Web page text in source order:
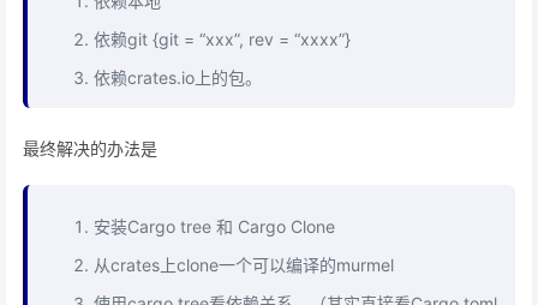
依赖git {git = “xxx”, rev = “xxxx”}
依赖crates.io上的包。
最终解决的办法是
安装Cargo tree 和 Cargo Clone
从crates上clone一个可以编译的murmel